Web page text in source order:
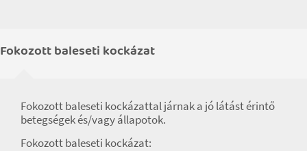
Fokozott baleseti kockázat
Fokozott baleseti kockázattal járnak a jó látást érintő
betegségek és/vagy állapotok.
Fokozott baleseti kockázat: